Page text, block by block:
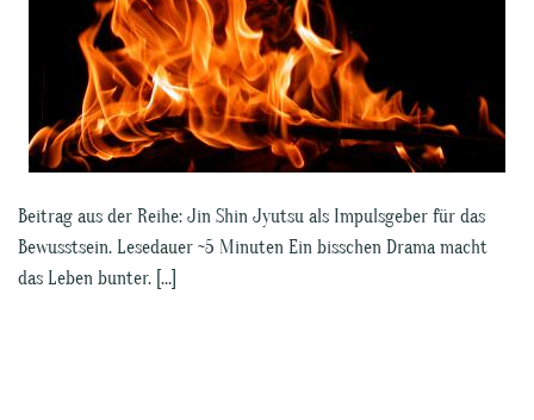
Beitrag aus der Reihe: Jin Shin Jyutsu als Impulsgeber für das
Bewusstsein. Lesedauer ~5 Minuten Ein bisschen Drama macht
das Leben bunter. […]